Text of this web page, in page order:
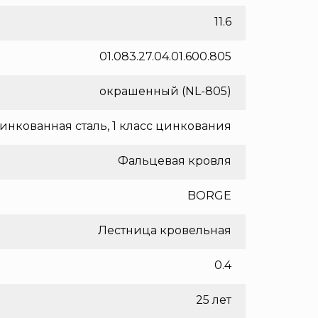
11.6
01.083.27.04.01.600.805
окрашенный (NL-805)
сталь, 1 класс цинкования
Фальцевая кровля
BORGE
Лестница кровельная
0.4
25 лет